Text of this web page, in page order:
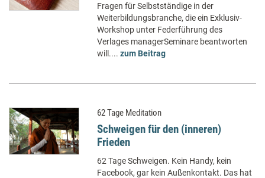
Fragen für Selbstständige in der
Weiterbildungsbranche, die ein Exklusiv-
Workshop unter Federführung des
Verlages managerSeminare beantworten
will....zum Beitrag
62 Tage Meditation
Schweigen für den (inneren)
Frieden
62 Tage Schweigen. Kein Handy, kein
Facebook, gar kein Außenkontakt. Das hat